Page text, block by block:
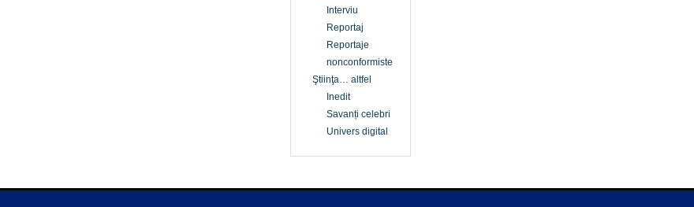
Interviu
Reportaj
Reportaje
nonconformiste
Ştiinţa… altfel
Inedit
Savanți celebri
Univers digital